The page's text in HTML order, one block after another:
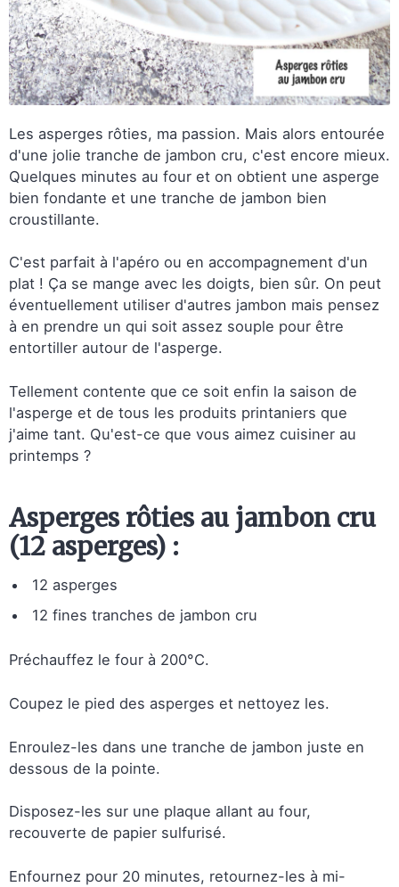
Les asperges rôties, ma passion. Mais alors entourée
d'une jolie tranche de jambon cru, c'est encore mieux.
Quelques minutes au four et on obtient une asperge
bien fondante et une tranche de jambon bien
croustillante.
C'est parfait à l'apéro ou en accompagnement d'un
plat ! Ça se mange avec les doigts, bien sûr. On peut
éventuellement utiliser d'autres jambon mais pensez
à en prendre un qui soit assez souple pour être
entortiller autour de l'asperge.
Tellement contente que ce soit enfin la saison de
l'asperge et de tous les produits printaniers que
j'aime tant. Qu'est-ce que vous aimez cuisiner au
printemps ?
Asperges rôties au jambon cru
(12 asperges) :
12 asperges
12 fines tranches de jambon cru
Préchauffez le four à 200°C.
Coupez le pied des asperges et nettoyez les.
Enroulez-les dans une tranche de jambon juste en
dessous de la pointe.
Disposez-les sur une plaque allant au four,
recouverte de papier sulfurisé.
Enfournez pour 20 minutes, retournez-les à mi-